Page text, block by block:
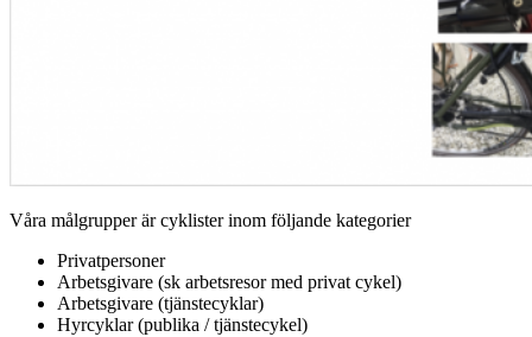
Våra målgrupper är cyklister inom följande kategorier
Privatpersoner
Arbetsgivare (sk arbetsresor med privat cykel)
Arbetsgivare (tjänstecyklar)
Hyrcyklar (publika / tjänstecykel)